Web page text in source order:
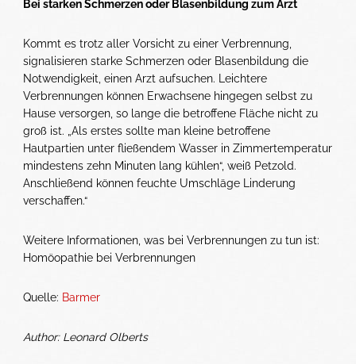
Bei starken Schmerzen oder Blasenbildung zum Arzt
Kommt es trotz aller Vorsicht zu einer Verbrennung,
signalisieren starke Schmerzen oder Blasenbildung die
Notwendigkeit, einen Arzt aufsuchen. Leichtere
Verbrennungen können Erwachsene hingegen selbst zu
Hause versorgen, so lange die betroffene Fläche nicht zu
groß ist. „Als erstes sollte man kleine betroffene
Hautpartien unter fließendem Wasser in Zimmertemperatur
mindestens zehn Minuten lang kühlen“, weiß Petzold.
Anschließend können feuchte Umschläge Linderung
verschaffen.“
Weitere Informationen, was bei Verbrennungen zu tun ist:
Homöopathie bei Verbrennungen
Quelle: Barmer
Author: Leonard Olberts